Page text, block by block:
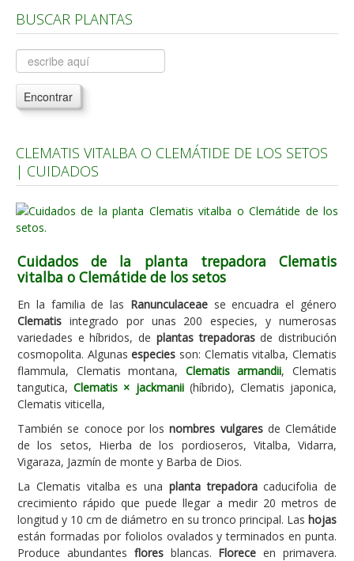
Árboles, Cicas y Palmeras de la G a la Z
Plantas Anuales y Perennes
Plantas Bulbosas y Acuáticas
Plantas de Interior
Plantas Aromáticas y de Huerto
Plantas Carnívoras y Orquídeas
Consejos
Hemisferio Sur
Enfermedades
Animales
Hongos
Carencias
Fotos
Flores y Plantas
Árboles y Palmeras
Arbustos y Trepadoras
Cactus y Suculentas
BUSCAR PLANTAS
Encontrar
CLEMATIS VITALBA O CLEMÁTIDE DE LOS SETOS
| CUIDADOS
Cuidados de la planta trepadora Clematis
vitalba o Clemátide de los setos
En la familia de las Ranunculaceaese encuadra el género
Clematis integrado por unas 200 especies, y numerosas
variedades e híbridos, de plantas trepadorasde distribución
cosmopolita. Algunasespecies son: Clematis vitalba, Clematis
flammula, Clematis montana, Clematis armandii, Clematis
tangutica,Clematis × jackmanii(híbrido), Clematis japonica,
Clematis viticella,
También se conoce por losnombres vulgaresde Clemátide
de los setos, Hierba de los pordioseros, Vitalba, Vidarra,
Vigaraza, Jazmín de monte y Barba de Dios.
La Clematis vitalba es una planta trepadoracaducifolia de
crecimiento rápido que puede llegar a medir 20 metros de
longitud y 10 cm de diámetro en su tronco principal. Las hojas
están formadas por foliolos ovalados y terminados en punta.
Produce abundantes floresblancas. Florece en primavera.